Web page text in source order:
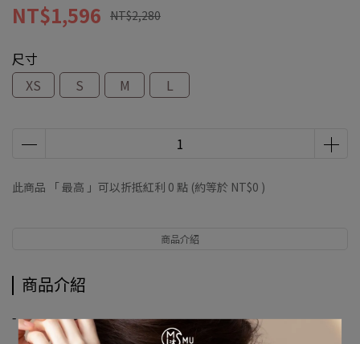
NT$1,596 NT$2,280
尺寸
XS
S M L
此商品 「 最高 」可以折抵紅利 0 點 (約等於 NT$0 )
商品介紹
商品介紹
-
【優尼聖運動聯盟】